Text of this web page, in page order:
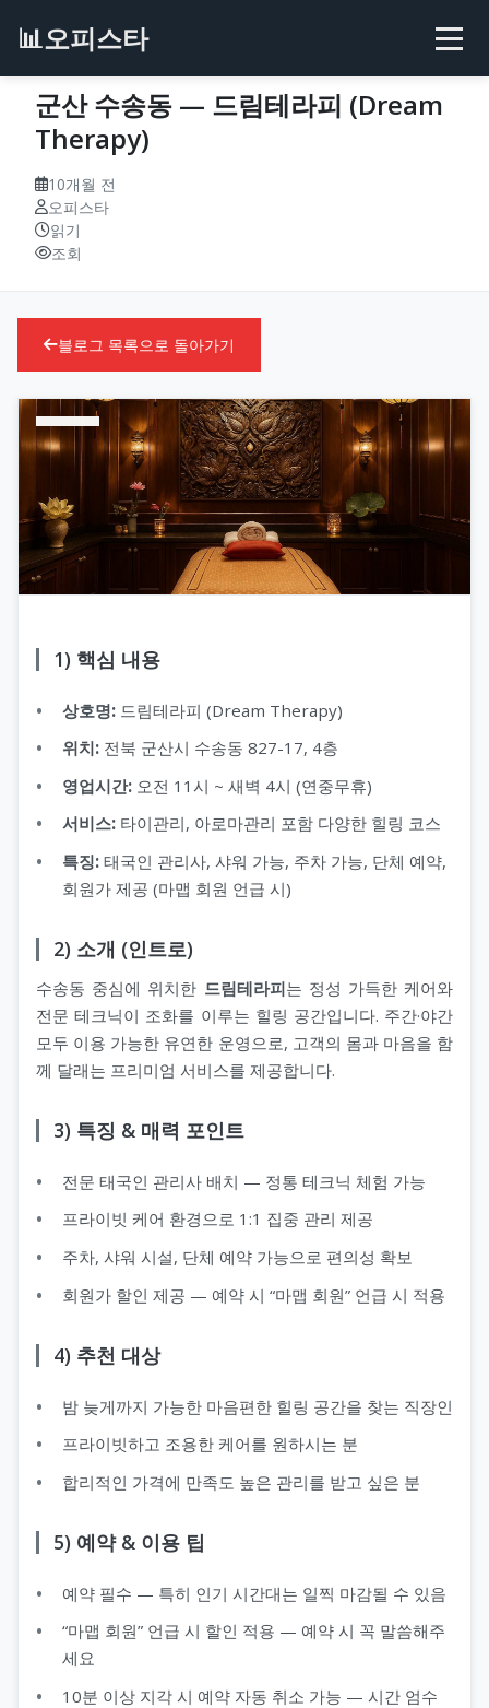
📊오피스타
코스
군산 수송동 — 드림테라피 (Dream
Therapy)
10개월 전
오피스타
읽기
조회
블로그 목록으로 돌아가기
1) 핵심 내용
상호명: 드림테라피 (Dream Therapy)
위치: 전북 군산시 수송동 827-17, 4층
영업시간: 오전 11시 ~ 새벽 4시 (연중무휴)
서비스: 타이관리, 아로마관리 포함 다양한 힐링 코스
특징: 태국인 관리사, 샤워 가능, 주차 가능, 단체 예약,
회원가 제공 (마맵 회원 언급 시)
2) 소개 (인트로)
수송동 중심에 위치한 드림테라피는 정성 가득한 케어와
전문 테크닉이 조화를 이루는 힐링 공간입니다. 주간·야간
모두 이용 가능한 유연한 운영으로, 고객의 몸과 마음을 함
께 달래는 프리미엄 서비스를 제공합니다.
3) 특징 & 매력 포인트
전문 태국인 관리사 배치 — 정통 테크닉 체험 가능
프라이빗 케어 환경으로 1:1 집중 관리 제공
주차, 샤워 시설, 단체 예약 가능으로 편의성 확보
회원가 할인 제공 — 예약 시 “마맵 회원” 언급 시 적용
4) 추천 대상
밤 늦게까지 가능한 마음편한 힐링 공간을 찾는 직장인
프라이빗하고 조용한 케어를 원하시는 분
합리적인 가격에 만족도 높은 관리를 받고 싶은 분
5) 예약 & 이용 팁
예약 필수 — 특히 인기 시간대는 일찍 마감될 수 있음
“마맵 회원” 언급 시 할인 적용 — 예약 시 꼭 말씀해주
세요
10분 이상 지각 시 예약 자동 취소 가능 — 시간 엄수